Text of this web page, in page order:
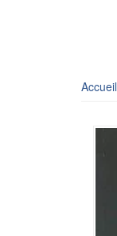
Accueil